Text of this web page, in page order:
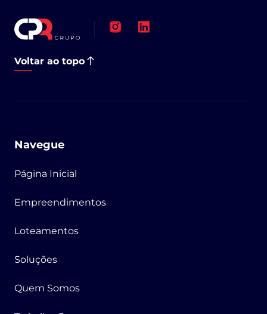
Voltar ao topo
Navegue
Página Inicial
Empreendimentos
Loteamentos
Soluções
Quem Somos